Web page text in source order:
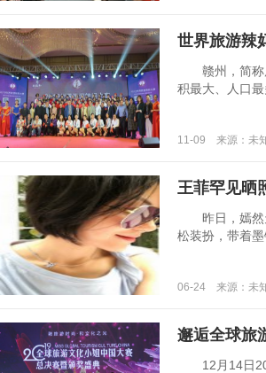
世界旅游辣
赣州，简称
积最大、人口
11-09 来源：未
王菲罕见晒
昨日，嫣然
松装扮，带着
06-24 来源：未
邂逅全球旅
12月14日